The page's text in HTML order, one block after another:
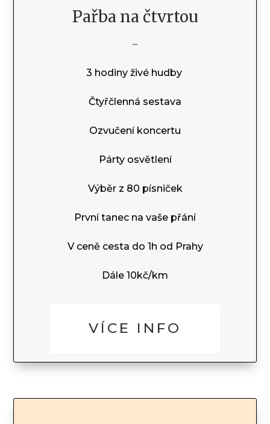
Pařba na čtvrtou
–
3 hodiny živé hudby
Čtyřčlenná sestava
Ozvučení koncertu
Párty osvětlení
Výběr z 80 písniček
První tanec na vaše přání
V ceně cesta do 1h od Prahy
Dále 10kč/km
VÍCE INFO